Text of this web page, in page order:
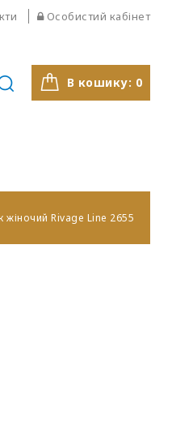
Особистий кабінет
В кошику: 0
жіночий Rivage Line 2655